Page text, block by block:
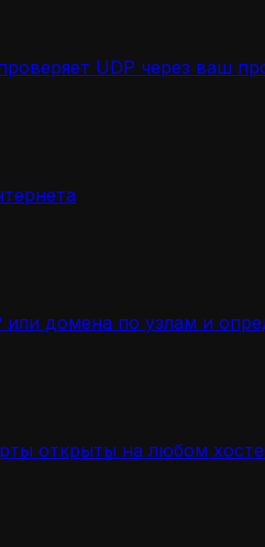
UDP через ваш
домена по узлам и
открыты на любом